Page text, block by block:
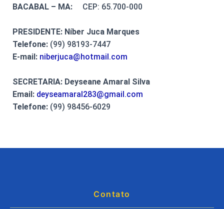
BACABAL – MA:
CEP: 65.700-000
PRESIDENTE: Níber Juca Marques
Telefone: (99) 98193-7447
E-mail: niberjuca@hotmail.com
SECRETARIA: Deyseane Amaral Silva
Email: deyseamaral283@gmail.com
Telefone: (99) 98456-6029
Contato